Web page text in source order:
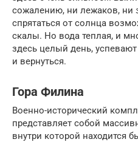
сожалению, ни лежаков, ни
спрятаться от солнца
скалы. Но вода теплая, и
здесь целый день,
и вернуться.
Гора Филина
Военно-исторический
представляет собой
внутри которой находится